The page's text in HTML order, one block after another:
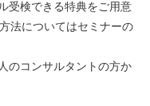
受検できる特典をご用意
法についてはセミナーの
のコンサルタントの方か